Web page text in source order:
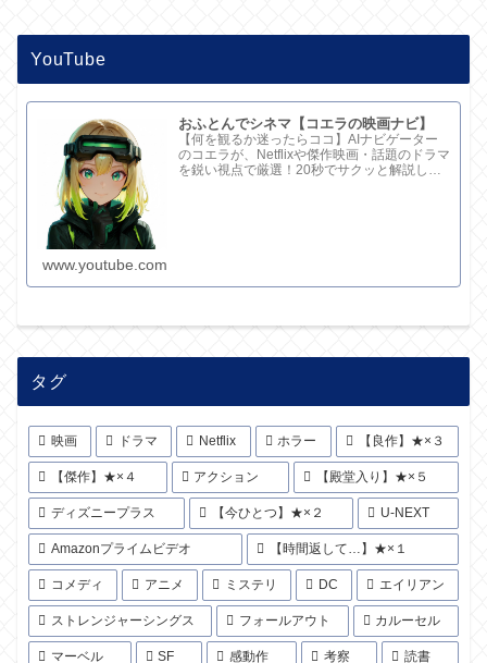
YouTube
おふとんでシネマ【コエラの映画ナビ】
【何を観るか迷ったらココ】AIナビゲーター
のコエラが、Netflixや傑作映画・話題のドラマ
を鋭い視点で厳選！20秒でサクッと解説して
www.youtube.com
タグ
映画 ドラマ Netflix ホラー 【良作】★×３
【傑作】★×４ アクション 【殿堂入り】★×５
ディズニープラス 【今ひとつ】★×２ U-NEXT
Amazonプライムビデオ 【時間返して…】★×１
コメディ アニメ ミステリ DC エイリアン
ストレンジャーシングス フォールアウト カルーセル
マーベル SF 感動作 考察 読書